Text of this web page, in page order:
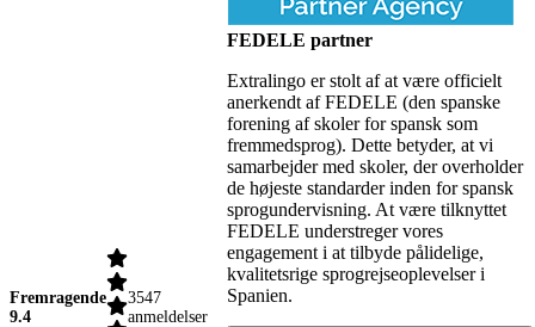
Fremragende
9.4
3547
anmeldelser
FEDELE partner
Extralingo er stolt af at være officielt
anerkendt af FEDELE (den spanske
forening af skoler for spansk som
fremmedsprog). Dette betyder, at vi
samarbejder med skoler, der overholder
de højeste standarder inden for spansk
sprogundervisning. At være tilknyttet
FEDELE understreger vores
engagement i at tilbyde pålidelige,
kvalitetsrige sprogrejseoplevelser i
Spanien.